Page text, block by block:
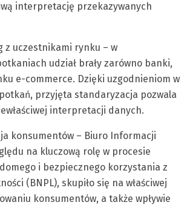
interpretację przekazywanych
z uczestnikami rynku – w
udział brały zarówno banki,
e-commerce. Dzięki uzgodnieniom w
przyjęta standaryzacja pozwala
interpretacji danych.
konsumentów – Biuro Informacji
na kluczową rolę w procesie
i bezpiecznego korzystania z
(BNPL), skupiło się na właściwej
konsumentów, a także wpływie